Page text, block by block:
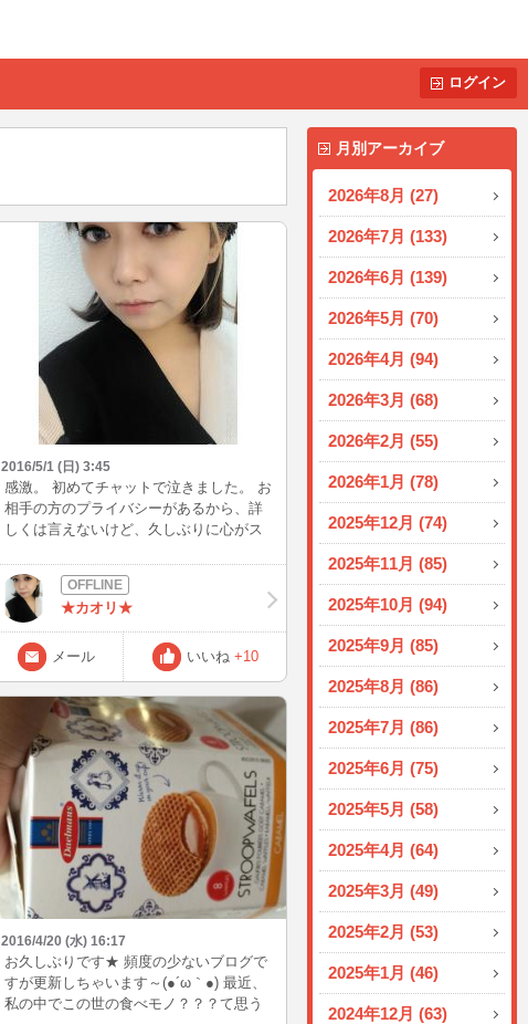
ログイン
月別アーカイブ
2026年8月 (27)
2026年7月 (133)
2026年6月 (139)
2026年5月 (70)
2026年4月 (94)
2026年3月 (68)
2026年2月 (55)
2026年1月 (78)
2025年12月 (74)
2025年11月 (85)
2025年10月 (94)
2025年9月 (85)
2025年8月 (86)
2025年7月 (86)
2025年6月 (75)
2025年5月 (58)
2025年4月 (64)
2025年3月 (49)
2025年2月 (53)
2025年1月 (46)
2024年12月 (63)
2016/5/1 (日) 3:45
感激。 初めてチャットで泣きました。 お
相手の方のプライバシーがあるから、詳
しくは言えないけど、久しぶりに心がス
たかい時間だったなぁ。 こんな貴重な体
験はここにいなかったら出来なかったこ
と。本当に感謝です。 素敵なお話をあり
がとうございました。明日から私もがん
ばります!!!♪
★カオリ★
メール いいね +10
2016/4/20 (水) 16:17
お久しぶりです★ 頻度の少ないブログで
すが更新しちゃいます～(●´ω｀●) 最近、
私の中でこの世の食べモノ？？？て思う